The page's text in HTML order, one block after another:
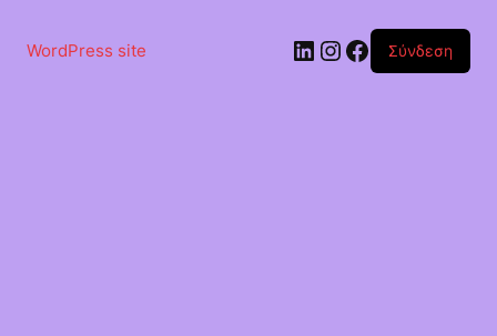
περιεχόμενο
WordPress site Linkedin
Instagram
Facebook
Σύνδεση